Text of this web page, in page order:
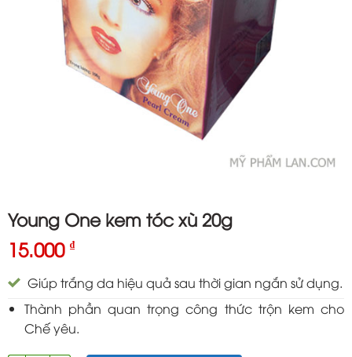
Young One kem tóc xù 20g
15.000 ₫
Giúp trắng da hiệu quả sau thời gian ngắn sử dụng.
Thành phần quan trọng công thức trộn kem cho
Chế yêu.